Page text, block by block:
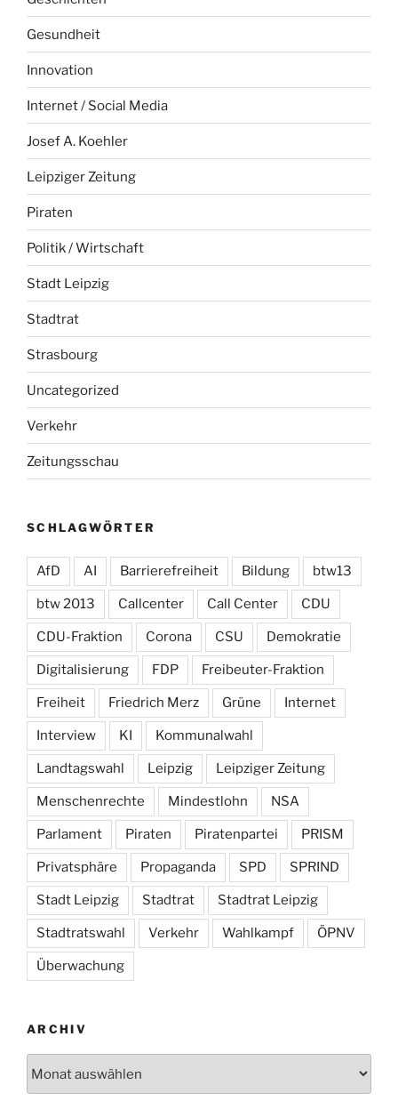
Gesundheit
Innovation
Internet / Social Media
Josef A. Koehler
Leipziger Zeitung
Piraten
Politik / Wirtschaft
Stadt Leipzig
Stadtrat
Strasbourg
Uncategorized
Verkehr
Zeitungsschau
SCHLAGWÖRTER
AfD AI Barrierefreiheit Bildung btw13
btw 2013 Callcenter Call Center CDU
CDU-Fraktion Corona CSU Demokratie
Digitalisierung FDP Freibeuter-Fraktion
Freiheit Friedrich Merz Grüne Internet
Interview KI Kommunalwahl
Landtagswahl Leipzig Leipziger Zeitung
Menschenrechte Mindestlohn NSA
Parlament Piraten Piratenpartei PRISM
Privatsphäre Propaganda SPD SPRIND
Stadt Leipzig Stadtrat Stadtrat Leipzig
Stadtratswahl Verkehr Wahlkampf ÖPNV
Überwachung
ARCHIV